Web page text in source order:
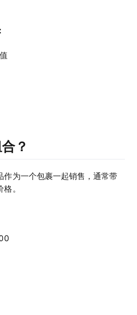
？
作为一个包裹一起销售，通常带
。